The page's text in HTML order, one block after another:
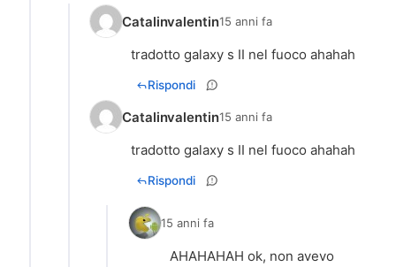
Catalinvalentin15 anni fa
tradotto galaxy s II nel fuoco ahahah
Rispondi
Catalinvalentin15 anni fa
tradotto galaxy s II nel fuoco ahahah
Rispondi
15 anni fa
AHAHAHAH ok, non avevo